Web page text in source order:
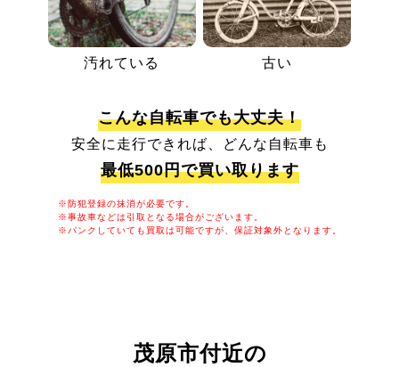
汚れている 古い
こんな自転車でも大丈夫！
安全に走行できれば、どんな自転車も
最低500円で買い取ります
※防犯登録の抹消が必要です。
※事故車などは引取となる場合がございます。
※パンクしていても買取は可能ですが、保証対象外となります。
茂原市付近の